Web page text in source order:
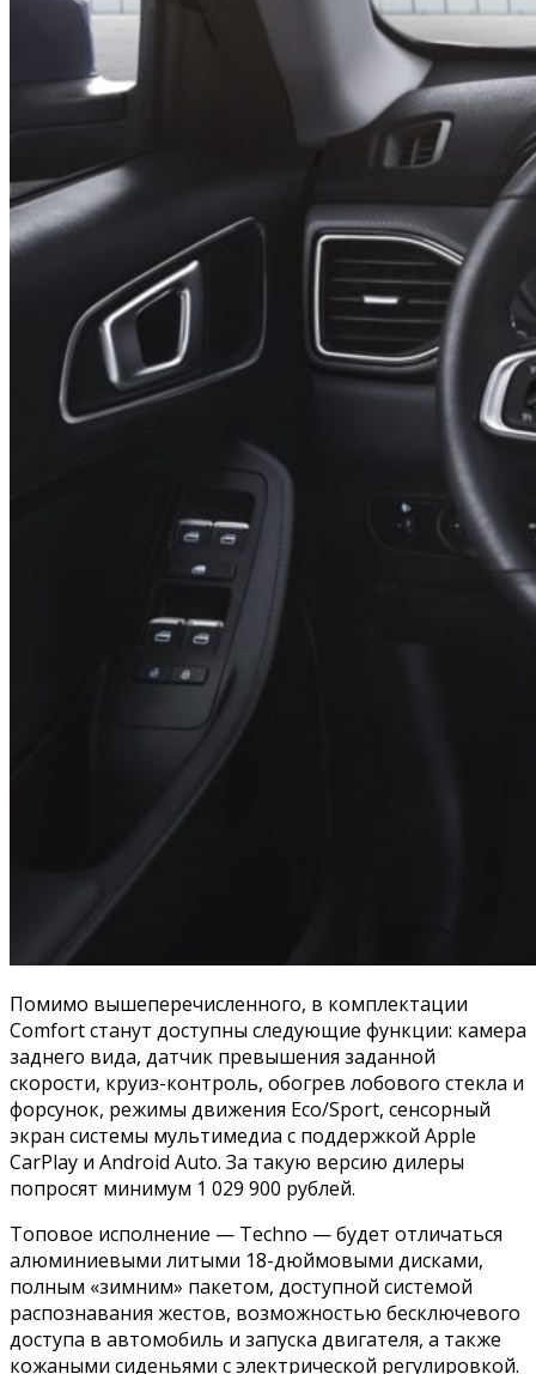
Помимо вышеперечисленного, в комплектации
Comfort станут доступны следующие функции: камера
заднего вида, датчик превышения заданной
скорости, круиз-контроль, обогрев лобового стекла и
форсунок, режимы движения Eco/Sport, сенсорный
экран системы мультимедиа с поддержкой Apple
CarPlay и Android Auto. За такую версию дилеры
попросят минимум 1 029 900 рублей.
Топовое исполнение — Techno — будет отличаться
алюминиевыми литыми 18-дюймовыми дисками,
полным «зимним» пакетом, доступной системой
распознавания жестов, возможностью бесключевого
доступа в автомобиль и запуска двигателя, а также
кожаными сиденьями с электрической регулировкой.